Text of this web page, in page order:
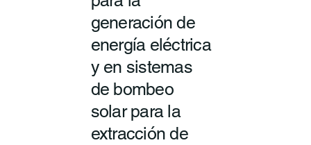
generación de
energía eléctrica
y en sistemas
de bombeo
solar para la
extracción de